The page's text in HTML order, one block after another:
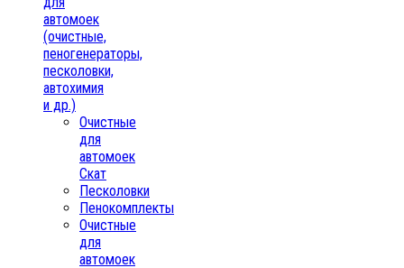
автомоек
(очистные,
пеногенераторы,
песколовки,
автохимия
и др.)
Очистные
для
автомоек
Скат
Песколовки
Пенокомплекты
Очистные
для
автомоек